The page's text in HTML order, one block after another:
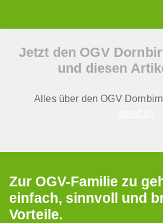
Jetzt den OGV
und diesen
Alles über den OGV
Zur OGV-Familie zu
einfach, sinnvoll und
Vorteile.